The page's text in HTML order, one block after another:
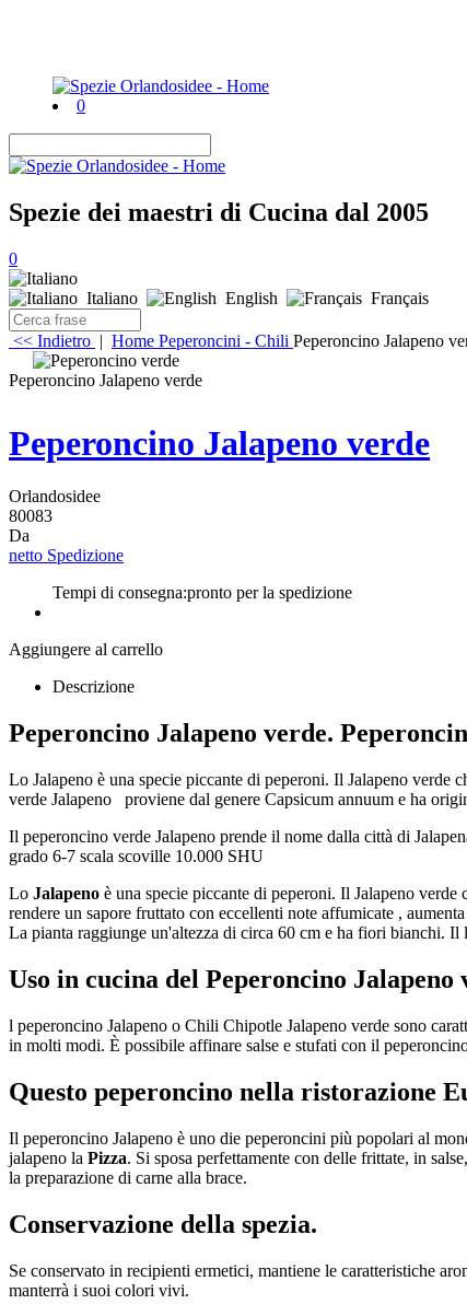
0
Spezie dei maestri di Cucina dal 2005
0
Italiano English Français
<< Indietro | Home Peperoncini - Chili Peperoncino Jalapeno
Peperoncino Jalapeno verde
Peperoncino Jalapeno verde
Orlandosidee
80083
Da
netto Spedizione
Tempi di consegna:pronto per la spedizione
Aggiungere al carrello
Descrizione
Peperoncino Jalapeno verde.
Lo Jalapeno è una specie piccante di peperoni. Il Jalapeno
verde Jalapeno proviene dal genere Capsicum annuum e ha
Il peperoncino verde Jalapeno prende il nome dalla città di
grado 6-7 scala scoville 10.000 SHU
Lo Jalapeno è una specie piccante di peperoni. Il Jalapeno
rendere un sapore fruttato con eccellenti note affumicate ,
La pianta raggiunge un'altezza di circa 60 cm e ha fiori bianchi.
Uso in cucina del Peperoncino Jalapeno
l peperoncino Jalapeno o Chili Chipotle Jalapeno verde sono
in molti modi. È possibile affinare salse e stufati con il
Questo peperoncino nella ristorazione
Il peperoncino Jalapeno è uno die peperoncini più popolari al
jalapeno la Pizza. Si sposa perfettamente con delle frittate, in
la preparazione di carne alla brace.
Conservazione della spezia.
Se conservato in recipienti ermetici, mantiene le caratteristiche
manterrà i suoi colori vivi.